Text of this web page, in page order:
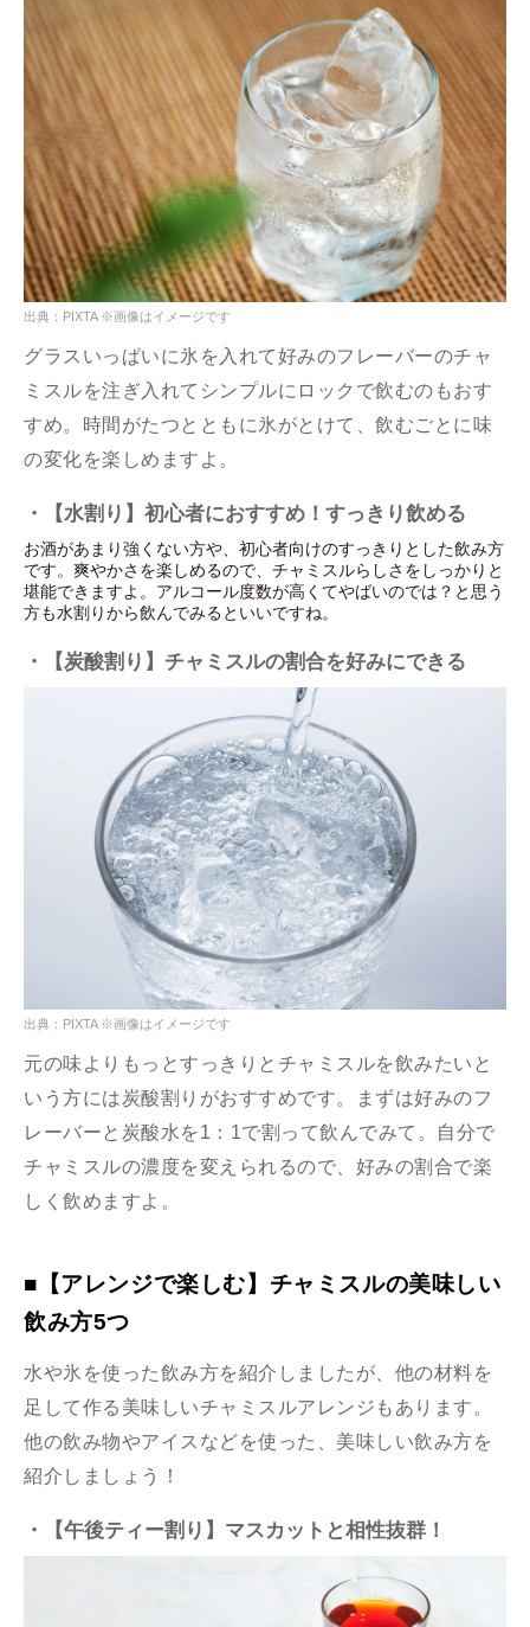
出典：PIXTA ※画像はイメージです
グラスいっぱいに氷を入れて好みのフレーバーのチャ
ミスルを注ぎ入れてシンプルにロックで飲むのもおす
すめ。時間がたつとともに氷がとけて、飲むごとに味
の変化を楽しめますよ。
・【水割り】初心者におすすめ！すっきり飲める
お酒があまり強くない方や、初心者向けのすっきりとした飲み方
です。爽やかさを楽しめるので、チャミスルらしさをしっかりと
堪能できますよ。アルコール度数が高くてやばいのでは？と思う
方も水割りから飲んでみるといいですね。
・【炭酸割り】チャミスルの割合を好みにできる
出典：PIXTA ※画像はイメージです
元の味よりもっとすっきりとチャミスルを飲みたいと
いう方には炭酸割りがおすすめです。まずは好みのフ
レーバーと炭酸水を1：1で割って飲んでみて。自分で
チャミスルの濃度を変えられるので、好みの割合で楽
しく飲めますよ。
■【アレンジで楽しむ】チャミスルの美味しい
飲み方5つ
水や氷を使った飲み方を紹介しましたが、他の材料を
足して作る美味しいチャミスルアレンジもあります。
他の飲み物やアイスなどを使った、美味しい飲み方を
紹介しましょう！
・【午後ティー割り】マスカットと相性抜群！